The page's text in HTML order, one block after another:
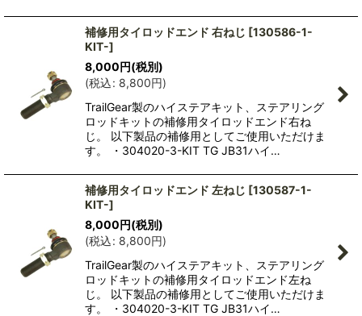
補修用タイロッドエンド 右ねじ [130586-1-
KIT-]
8,000円(税別)
(税込: 8,800円)
TrailGear製のハイステアキット、ステアリング
ロッドキットの補修用タイロッドエンド右ね
じ。 以下製品の補修用としてご使用いただけま
す。 ・304020-3-KIT TG JB31ハイ…
補修用タイロッドエンド 左ねじ [130587-1-
KIT-]
8,000円(税別)
(税込: 8,800円)
TrailGear製のハイステアキット、ステアリング
ロッドキットの補修用タイロッドエンド左ね
じ。 以下製品の補修用としてご使用いただけま
す。 ・304020-3-KIT TG JB31ハイ…